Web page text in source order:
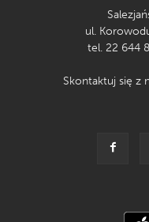
ul.
tel. 22 644
Skontaktuj się z